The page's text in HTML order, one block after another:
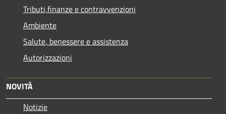
Tributi,finanze e contravvenzioni
Ambiente
Salute, benessere e assistenza
Autorizzazioni
NOVITÀ
Notizie